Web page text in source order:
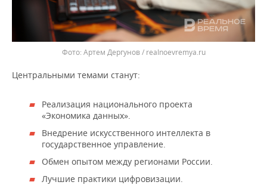
Артем Дергунов / realnoevremya.ru
Центральными темами станут:
Реализация национального проекта
«Экономика данных».
Внедрение искусственного интеллекта в
государственное управление.
Обмен опытом между регионами России.
Лучшие практики цифровизации.